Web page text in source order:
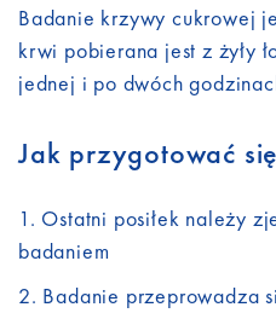
Badanie krzywy cukrowej
krwi pobierana jest z żyły
jednej i po dwóch
Jak przygotować
Ostatni posiłek należy
badaniem
Badanie przeprowadza